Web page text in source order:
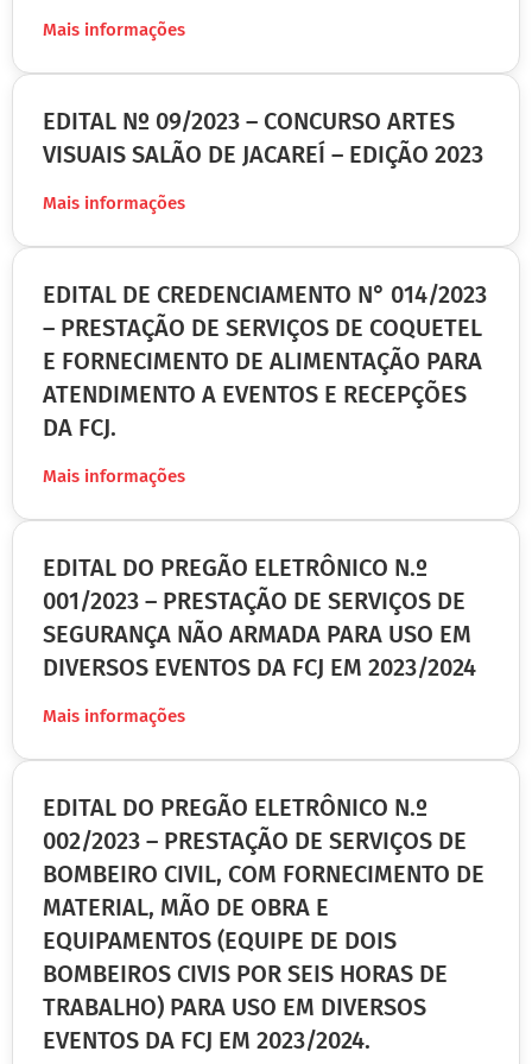
Mais informações
EDITAL Nº 09/2023 – CONCURSO ARTES
VISUAIS SALÃO DE JACAREÍ – EDIÇÃO 2023
Mais informações
EDITAL DE CREDENCIAMENTO N° 014/2023
– PRESTAÇÃO DE SERVIÇOS DE COQUETEL
E FORNECIMENTO DE ALIMENTAÇÃO PARA
ATENDIMENTO A EVENTOS E RECEPÇÕES
DA FCJ.
Mais informações
EDITAL DO PREGÃO ELETRÔNICO N.º
001/2023 – PRESTAÇÃO DE SERVIÇOS DE
SEGURANÇA NÃO ARMADA PARA USO EM
DIVERSOS EVENTOS DA FCJ EM 2023/2024
Mais informações
EDITAL DO PREGÃO ELETRÔNICO N.º
002/2023 – PRESTAÇÃO DE SERVIÇOS DE
BOMBEIRO CIVIL, COM FORNECIMENTO DE
MATERIAL, MÃO DE OBRA E
EQUIPAMENTOS (EQUIPE DE DOIS
BOMBEIROS CIVIS POR SEIS HORAS DE
TRABALHO) PARA USO EM DIVERSOS
EVENTOS DA FCJ EM 2023/2024.